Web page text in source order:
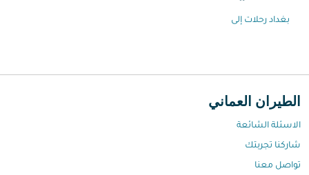
بغداد رحلات إلى
الطيران العماني
الاسئلة الشائعة
شاركنا تجربتك
تواصل معنا